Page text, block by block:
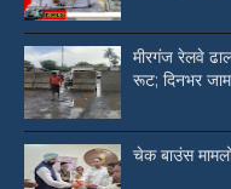
मीरगंज रेलवे
रूट; दिनभर जाम
चेक बाउंस